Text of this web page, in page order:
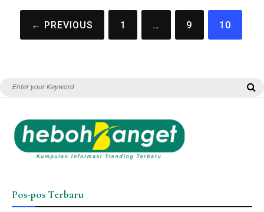
Navigasi
pos
← PREVIOUS 1 … 9 10
Search
Pos-pos Terbaru